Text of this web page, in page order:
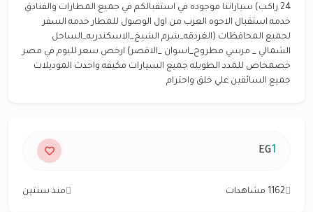
24 راكب) سياراتنا موجوده في استقبالكم في جميع المطارات والفنادق
خدمه استقبال الاخوه العرب من اول الوصول للمطار خدمه السفر
لجميع المحافظات (الغردقه_شرم الشيخ_الاسكندريه_الساحل
الشمالي _ مرسي مطروح_اسوان _الاقصر) ارخص سعر لليوم في مصر
خصمخاص للمدد الطويله جميع السيارات مكيفه واحدث الموديلات
جميع السائقين علي خلق واحترام
1
EG
1162 مشاهدات منذ سنتين